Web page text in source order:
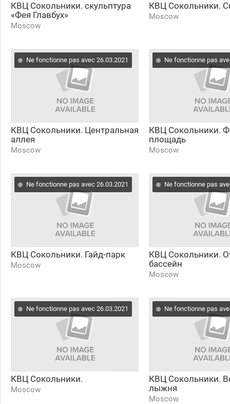
КВЦ Сокольники. скульптура
«Фея Главбух»
Moscow
КВЦ Сокольники.
Moscow
Ne fonctionne pas avec 26.03.2021
КВЦ Сокольники. Центральная
аллея
Moscow
Ne fonctionne pas
КВЦ Сокольники.
площадь
Moscow
Ne fonctionne pas avec 26.03.2021
КВЦ Сокольники. Гайд-парк
Moscow
Ne fonctionne pas
КВЦ Сокольники.
бассейн
Moscow
Ne fonctionne pas avec 26.03.2021
КВЦ Сокольники.
Moscow
Ne fonctionne pas
КВЦ Сокольники.
лыжня
Moscow